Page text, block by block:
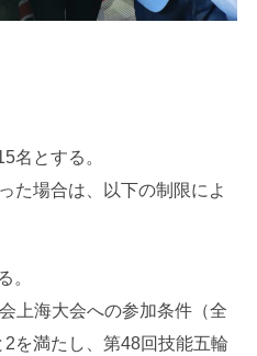
名とする。
た場合は、以下の制限によ
。
上海大会への参加条件（全
を満たし、第48回技能五輪